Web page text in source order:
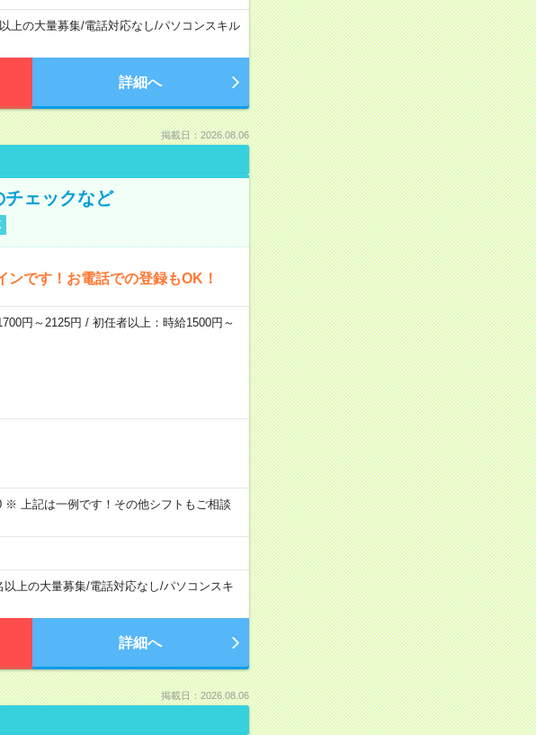
上の大量募集/電話対応なし/パソコンスキル
詳細へ
掲載日：2026.08.06
チェックなど
です！お電話での登録もOK！
円～2125円 / 初任者以上：時給1500円～
※ 上記は一例です！その他シフトもご相談
以上の大量募集/電話対応なし/パソコンスキ
詳細へ
掲載日：2026.08.06